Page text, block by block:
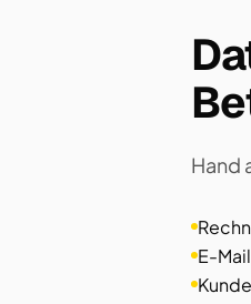
Hand
E-